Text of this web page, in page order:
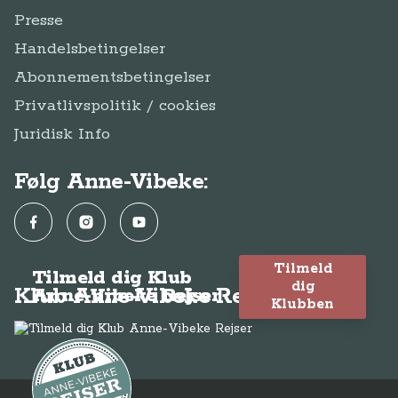
Presse
Handelsbetingelser
Abonnementsbetingelser
Privatlivspolitik / cookies
Juridisk Info
Følg Anne-Vibeke:
FacebookInstagramYouTube
Klub Anne-Vibeke Rejser
Tilmeld dig Klub
Anne-Vibeke Rejser
Tilmeld
dig
Klubben